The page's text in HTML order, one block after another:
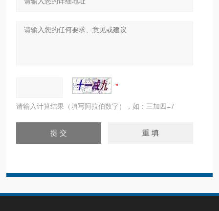
请输入计算结果（填写阿拉伯数字），如：三加四=7